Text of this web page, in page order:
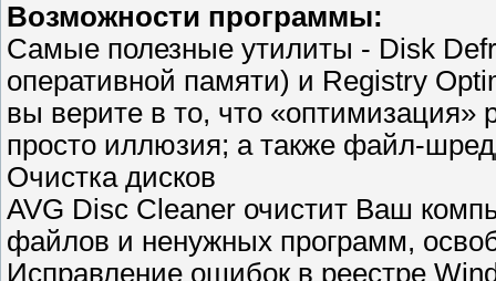
Возможности программы:
Самые полезные утилиты - Disk
оперативной памяти) и Registry
вы верите в то, что «оптимизация»
просто иллюзия; а также файл-
Очистка дисков
AVG Disc Cleaner очистит Ваш
файлов и ненужных программ,
Исправление ошибок в реестре